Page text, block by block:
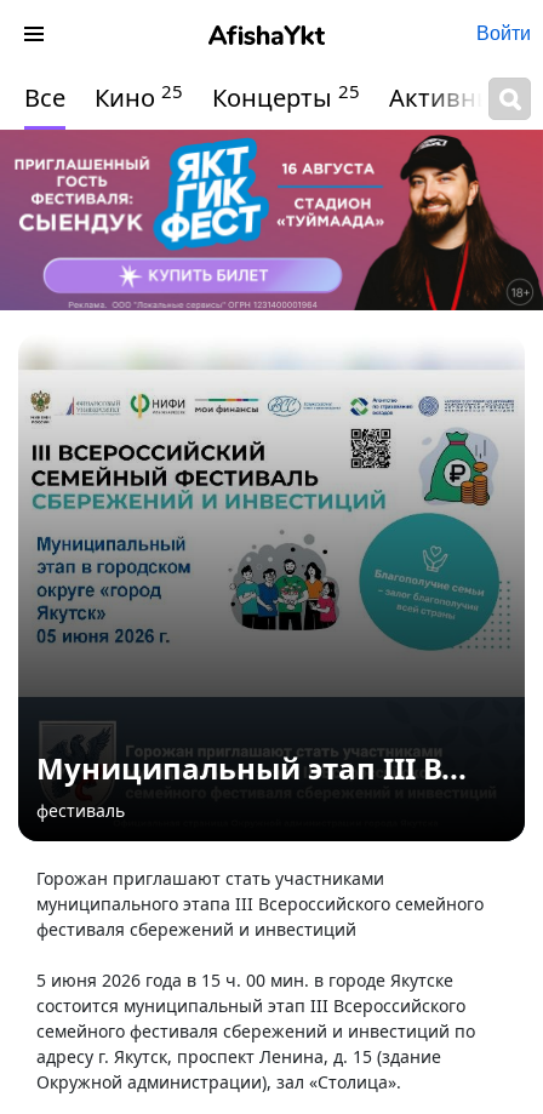
Войти
Все Кино 25 Концерты 25 Активный
Муниципальный этап III В...
фестиваль
Горожан приглашают стать участниками
муниципального этапа III Всероссийского семейного
фестиваля сбережений и инвестиций
5 июня 2026 года в 15 ч. 00 мин. в городе Якутске
состоится муниципальный этап III Всероссийского
семейного фестиваля сбережений и инвестиций по
адресу г. Якутск, проспект Ленина, д. 15 (здание
Окружной администрации), зал «Столица».